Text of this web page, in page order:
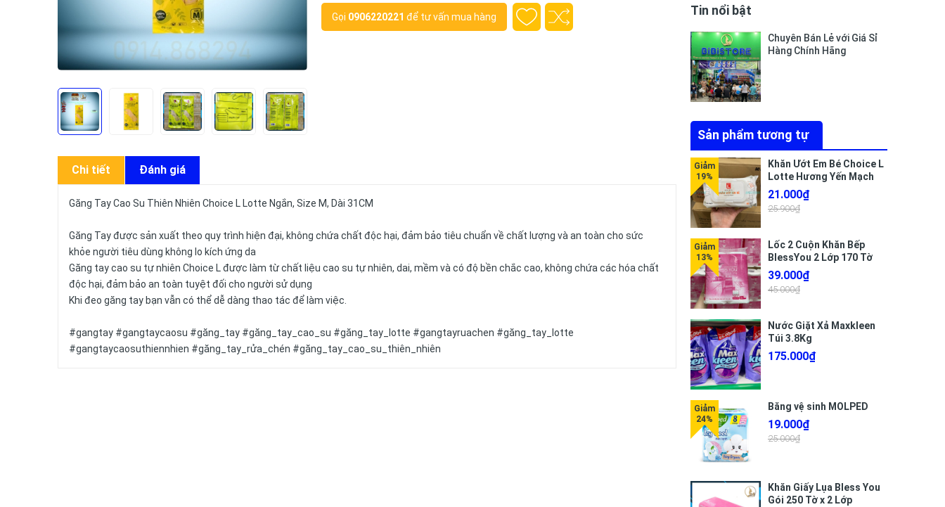
Gọi 0906220221 để tư vấn mua hàng
Chi tiết Đánh giá
Găng Tay Cao Su Thiên Nhiên Choice L Lotte Ngắn, Size M, Dài 31CM
Găng Tay được sản xuất theo quy trình hiện đại, không chứa chất độc hại, đảm bảo tiêu chuẩn về chất lượng và an toàn cho sức
khỏe người tiêu dùng không lo kích ứng da
Găng tay cao su tự nhiên Choice L được làm từ chất liệu cao su tự nhiên, dai, mềm và có độ bền chắc cao, không chứa các hóa chất
độc hại, đảm bảo an toàn tuyệt đối cho người sử dụng
Khi đeo găng tay bạn vẫn có thể dễ dàng thao tác để làm việc.
#gangtay #gangtaycaosu #găng_tay #găng_tay_cao_su #găng_tay_lotte #gangtayruachen #găng_tay_lotte
#gangtaycaosuthiennhien #găng_tay_rửa_chén #găng_tay_cao_su_thiên_nhiên
Tin nổi bật
Chuyên Bán Lẻ với Giá Sỉ
Hàng Chính Hãng
Sản phẩm tương tự
Khăn Ướt Em Bé Choice L
Lotte Hương Yến Mạch
Gói 80 Miếng
21.000₫
25.900₫
Lốc 2 Cuộn Khăn Bếp
BlessYou 2 Lớp 170 Tờ
39.000₫
45.000₫
Nước Giặt Xả Maxkleen
Túi 3.8Kg
175.000₫
Băng vệ sinh MOLPED
19.000₫
25.000₫
Khăn Giấy Lụa Bless You
Gói 250 Tờ x 2 Lớp